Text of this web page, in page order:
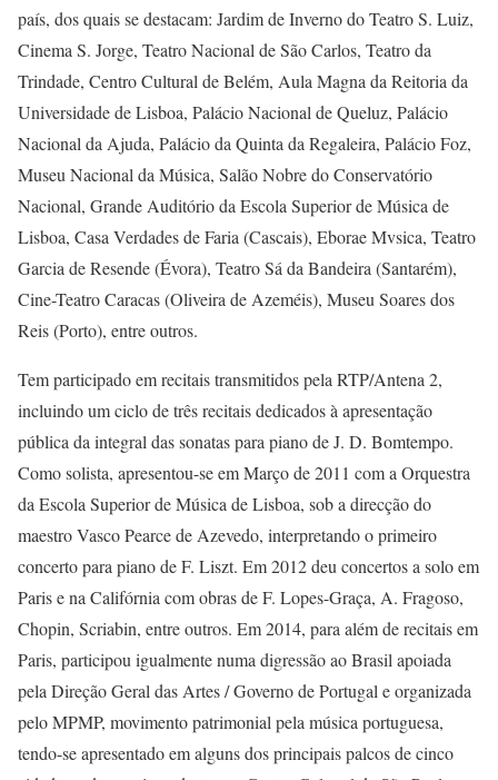
país, dos quais se destacam: Jardim de Inverno do Teatro S. Luiz,
Cinema S. Jorge, Teatro Nacional de São Carlos, Teatro da
Trindade, Centro Cultural de Belém, Aula Magna da Reitoria da
Universidade de Lisboa, Palácio Nacional de Queluz, Palácio
Nacional da Ajuda, Palácio da Quinta da Regaleira, Palácio Foz,
Museu Nacional da Música, Salão Nobre do Conservatório
Nacional, Grande Auditório da Escola Superior de Música de
Lisboa, Casa Verdades de Faria (Cascais), Eborae Mvsica, Teatro
Garcia de Resende (Évora), Teatro Sá da Bandeira (Santarém),
Cine-Teatro Caracas (Oliveira de Azeméis), Museu Soares dos
Reis (Porto), entre outros.
Tem participado em recitais transmitidos pela RTP/Antena 2,
incluindo um ciclo de três recitais dedicados à apresentação
pública da integral das sonatas para piano de J. D. Bomtempo.
Como solista, apresentou-se em Março de 2011 com a Orquestra
da Escola Superior de Música de Lisboa, sob a direcção do
maestro Vasco Pearce de Azevedo, interpretando o primeiro
concerto para piano de F. Liszt. Em 2012 deu concertos a solo em
Paris e na Califórnia com obras de F. Lopes-Graça, A. Fragoso,
Chopin, Scriabin, entre outros. Em 2014, para além de recitais em
Paris, participou igualmente numa digressão ao Brasil apoiada
pela Direção Geral das Artes / Governo de Portugal e organizada
pelo MPMP, movimento patrimonial pela música portuguesa,
tendo-se apresentado em alguns dos principais palcos de cinco